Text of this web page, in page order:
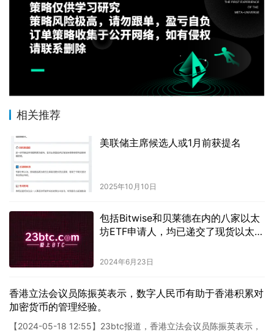
相关推荐
美联储主席候选人或1月前获提名
2025年10月10日
包括Bitwise和贝莱德在内的八家以太
坊ETF申请人，均已递交了现货以太坊
2024年6月23日
香港立法会议员陈振英表示，数字人民币有助于香港积累对
加密货币的管理经验。
【2024-05-18 12:55】23btc报道，香港立法会议员陈振英表示，